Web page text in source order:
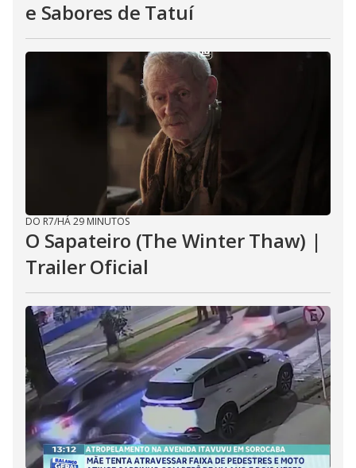
e Sabores de Tatuí
DO R7/HÁ 29 MINUTOS
O Sapateiro (The Winter Thaw) |
Trailer Oficial